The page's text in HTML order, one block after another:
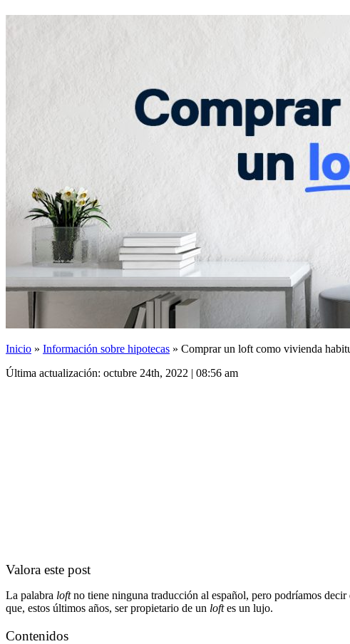
Inicio » Información sobre hipotecas » Comprar un loft como vivienda
Última actualización: octubre 24th, 2022 | 08:56 am
Valora este post
La palabra loftno tiene ninguna traducción al español, pero podríamos
que, estos últimos años, ser propietario de un loftes un lujo.
Contenidos